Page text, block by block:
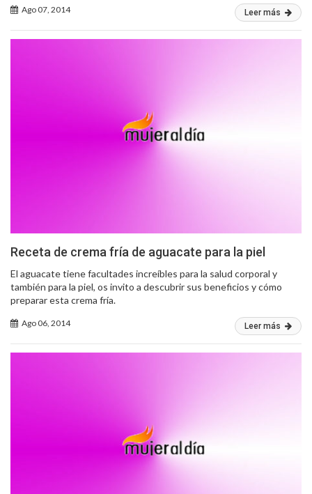
Ago 07, 2014 Leer más
Receta de crema fría de aguacate para la piel
El aguacate tiene facultades increíbles para la salud corporal y
también para la piel, os invito a descubrir sus beneficios y cómo
preparar esta crema fría.
Ago 06, 2014 Leer más